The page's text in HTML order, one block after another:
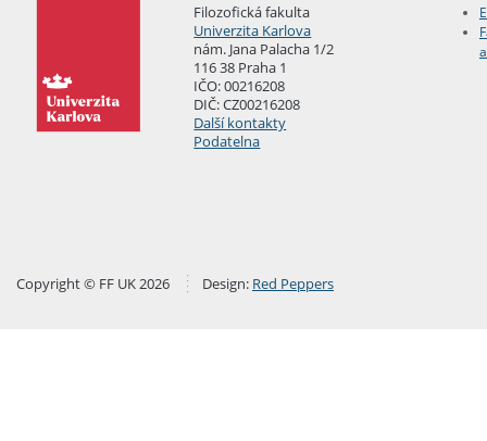
Filozofická fakulta
Univerzita Karlova
nám. Jana Palacha 1/2
116 38 Praha 1
IČO: 00216208
DIČ: CZ00216208
Další kontakty
Podatelna
Copyright © FF UK 2026 Design: Red Peppers